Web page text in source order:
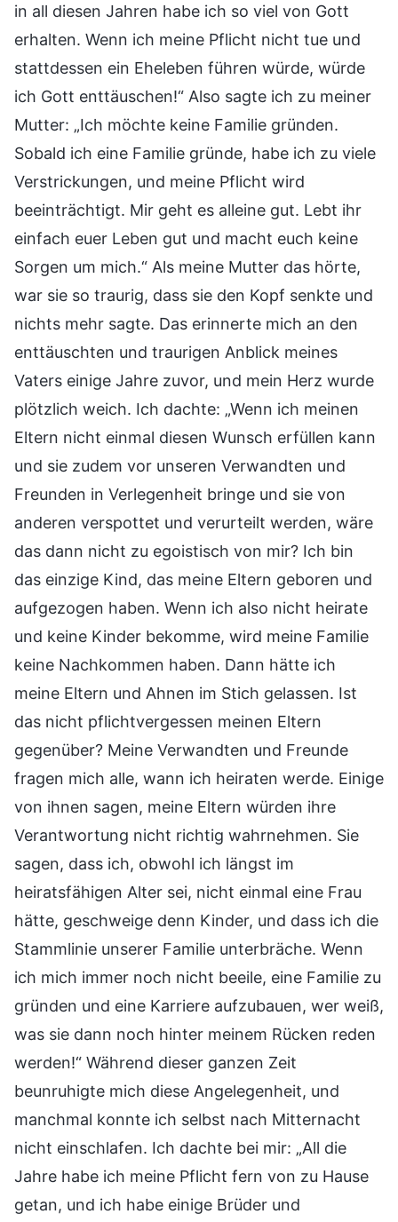
in all diesen Jahren habe ich so viel von Gott
erhalten. Wenn ich meine Pflicht nicht tue und
stattdessen ein Eheleben führen würde, würde
ich Gott enttäuschen!“ Also sagte ich zu meiner
Mutter: „Ich möchte keine Familie gründen.
Sobald ich eine Familie gründe, habe ich zu viele
Verstrickungen, und meine Pflicht wird
beeinträchtigt. Mir geht es alleine gut. Lebt ihr
einfach euer Leben gut und macht euch keine
Sorgen um mich.“ Als meine Mutter das hörte,
war sie so traurig, dass sie den Kopf senkte und
nichts mehr sagte. Das erinnerte mich an den
enttäuschten und traurigen Anblick meines
Vaters einige Jahre zuvor, und mein Herz wurde
plötzlich weich. Ich dachte: „Wenn ich meinen
Eltern nicht einmal diesen Wunsch erfüllen kann
und sie zudem vor unseren Verwandten und
Freunden in Verlegenheit bringe und sie von
anderen verspottet und verurteilt werden, wäre
das dann nicht zu egoistisch von mir? Ich bin
das einzige Kind, das meine Eltern geboren und
aufgezogen haben. Wenn ich also nicht heirate
und keine Kinder bekomme, wird meine Familie
keine Nachkommen haben. Dann hätte ich
meine Eltern und Ahnen im Stich gelassen. Ist
das nicht pflichtvergessen meinen Eltern
gegenüber? Meine Verwandten und Freunde
fragen mich alle, wann ich heiraten werde. Einige
von ihnen sagen, meine Eltern würden ihre
Verantwortung nicht richtig wahrnehmen. Sie
sagen, dass ich, obwohl ich längst im
heiratsfähigen Alter sei, nicht einmal eine Frau
hätte, geschweige denn Kinder, und dass ich die
Stammlinie unserer Familie unterbräche. Wenn
ich mich immer noch nicht beeile, eine Familie zu
gründen und eine Karriere aufzubauen, wer weiß,
was sie dann noch hinter meinem Rücken reden
werden!“ Während dieser ganzen Zeit
beunruhigte mich diese Angelegenheit, und
manchmal konnte ich selbst nach Mitternacht
nicht einschlafen. Ich dachte bei mir: „All die
Jahre habe ich meine Pflicht fern von zu Hause
getan, und ich habe einige Brüder und